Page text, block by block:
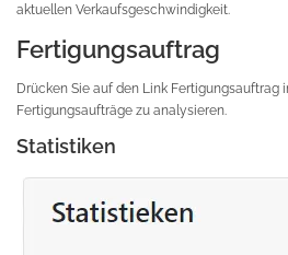
aktuellen Verkaufsgeschwindigkeit.
Fertigungsauftrag
Drücken Sie auf den Link Fertigungsauftrag
Fertigungsaufträge zu analysieren.
Statistiken